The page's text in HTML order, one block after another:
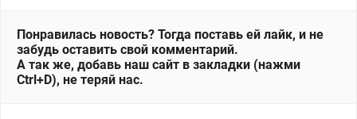
Понравилась новость? Тогда поставь ей лайк, и не
забудь оставить свой комментарий.
А так же, добавь наш сайт в закладки (нажми
Ctrl+D), не теряй нас.